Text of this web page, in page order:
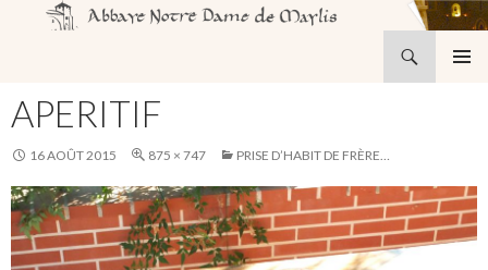
AU
CONTENU
APERITIF
16 AOÛT 2015 875 × 747 PRISE D’HABIT DE FRÈRE…